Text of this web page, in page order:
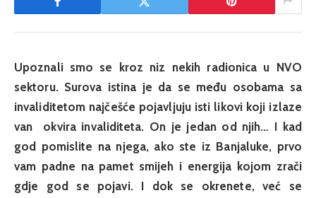
Upoznali smo se kroz niz nekih radionica u NVO
sektoru. Surova istina je da se među osobama sa
invaliditetom najčešće pojavljuju isti likovi koji izlaze
van okvira invaliditeta. On je jedan od njih… I kad
god pomislite na njega, ako ste iz Banjaluke, prvo
vam padne na pamet smijeh i energija kojom zrači
gdje god se pojavi. I dok se okrenete, već se